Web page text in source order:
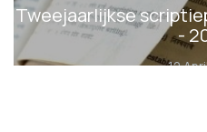
Tweejaarlijkse
-
12